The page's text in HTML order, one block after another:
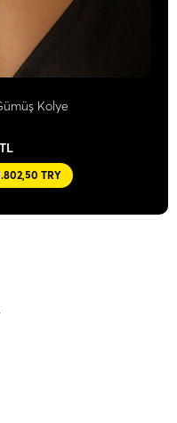
Kolye
TRY